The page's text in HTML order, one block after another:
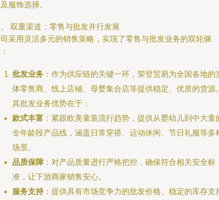
服饰选择。
双重渠道：零售与批发并行发展
采用灵活多元的销售策略，实现了零售与批发业务的双轮驱
批发业务 ：作为供应链的关键一环，荣登贸易为全国各地的
体零售商、线上店铺、母婴集合店等提供稳定、优质的货源
其批发业务优势在于：
款式丰富 ：紧跟欧美童装流行趋势，提供从婴幼儿到中大童
全年龄段产品线，涵盖日常穿搭、运动休闲、节日礼服等多
场景。
品质保障 ：对产品质量进行严格把控，确保符合相关安全标
准，让下游商家销售安心。
服务支持：提供具有市场竞争力的批发价格、稳定的库存支